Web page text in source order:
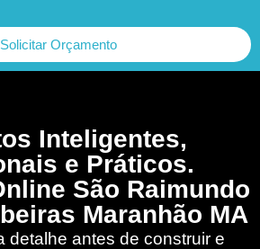
Solicitar Orçamento
Inteligentes,
e Práticos.
São Raimundo
Maranhão MA
detalhe antes de construir e